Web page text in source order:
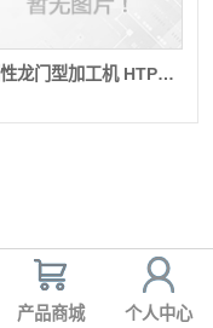
硬度金属切削等超高刚性龙门型加工机 HTP系列
产品商城 个人中心